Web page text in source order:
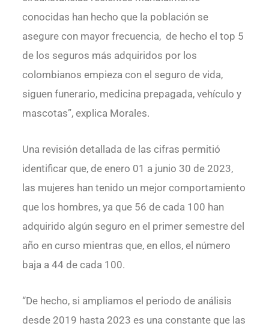
conocidas han hecho que la población se
asegure con mayor frecuencia, de hecho el top 5
de los seguros más adquiridos por los
colombianos empieza con el seguro de vida,
siguen funerario, medicina prepagada, vehículo y
mascotas”, explica Morales.
Una revisión detallada de las cifras permitió
identificar que, de enero 01 a junio 30 de 2023,
las mujeres han tenido un mejor comportamiento
que los hombres, ya que 56 de cada 100 han
adquirido algún seguro en el primer semestre del
año en curso mientras que, en ellos, el número
baja a 44 de cada 100.
“De hecho, si ampliamos el periodo de análisis
desde 2019 hasta 2023 es una constante que las